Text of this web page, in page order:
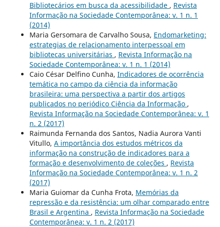
Bibliotecários em busca da acessibilidade , Revista
Informação na Sociedade Contemporânea: v. 1 n. 1
(2014)
Maria Gersomara de Carvalho Sousa, Endomarketing:
estrategias de relacionamento interpessoal em
bibliotecas universitárias , Revista Informação na
Sociedade Contemporânea: v. 1 n. 1 (2014)
Caio César Delfino Cunha, Indicadores de ocorrência
temática no campo da ciência da informação
brasileira: uma perspectiva a partir dos artigos
publicados no periódico Ciência da Informação ,
Revista Informação na Sociedade Contemporânea: v. 1
n. 2 (2017)
Raimunda Fernanda dos Santos, Nadia Aurora Vanti
Vitullo, A importância dos estudos métricos da
informação na construção de indicadores para a
formação e desenvolvimento de coleções , Revista
Informação na Sociedade Contemporânea: v. 1 n. 2
(2017)
Maria Guiomar da Cunha Frota, Memórias da
repressão e da resistência: um olhar comparado entre
Brasil e Argentina , Revista Informação na Sociedade
Contemporânea: v. 1 n. 2 (2017)